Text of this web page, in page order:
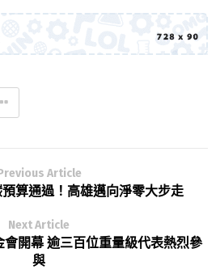
Article
算通過！高雄邁向淨零大步走
Next Article
開幕 逾三百位重量級代表熱烈參
與